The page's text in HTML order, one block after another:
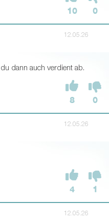
10 0
12.05.26
dann auch verdient ab.
8 0
12.05.26
4 1
12.05.26